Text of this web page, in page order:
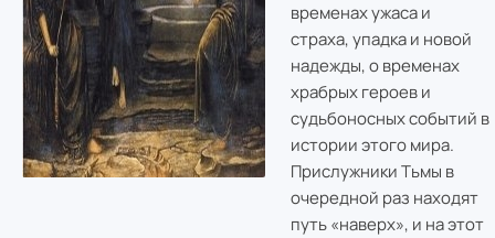
временах ужаса и
страха, упадка и новой
надежды, о временах
храбрых героев и
судьбоносных событий в
истории этого мира.
Прислужники Тьмы в
очередной раз находят
путь «наверх», и на этот